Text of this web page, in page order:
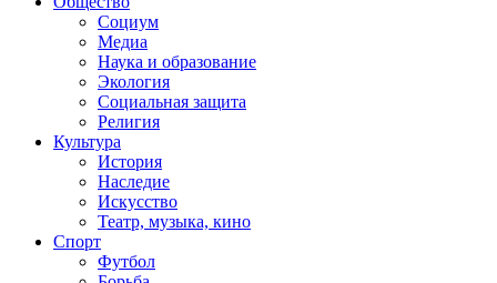
Социум
Медиа
Наука и образование
Экология
Социальная защита
Религия
Культура
История
Наследие
Искусство
Театр, музыка, кино
Спорт
Футбол